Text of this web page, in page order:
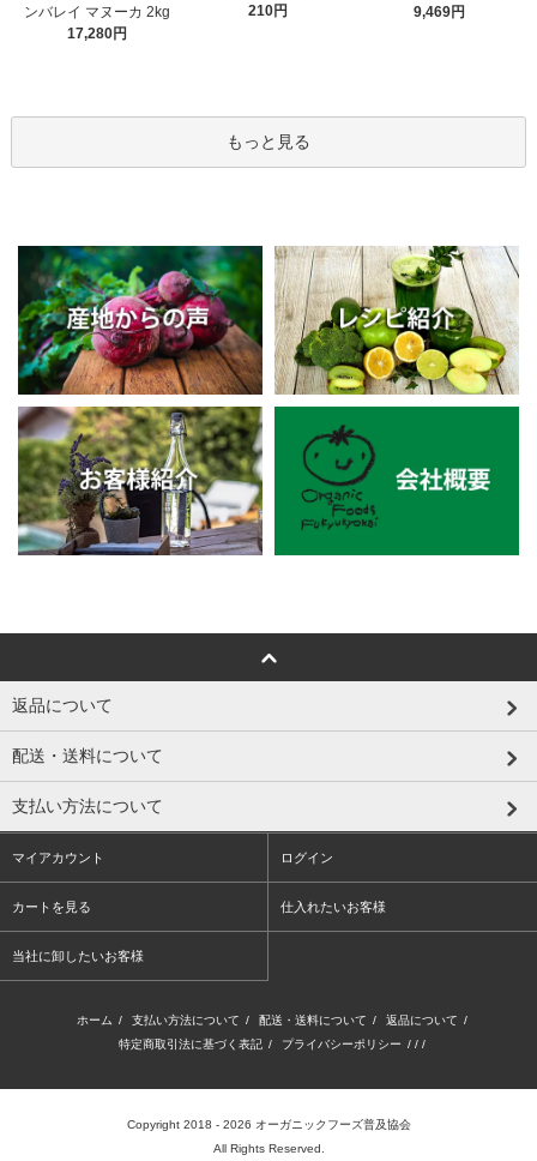
ンバレイ マヌーカ 2kg
17,280円
210円
9,469円
もっと見る
返品について
配送・送料について
支払い方法について
マイアカウント ログイン
カートを見る 仕入れたいお客様
当社に卸したいお客様
ホーム / 支払い方法について / 配送・送料について / 返品について /
特定商取引法に基づく表記 / プライバシーポリシー / / /
Copyright 2018 - 2026 オーガニックフーズ普及協会
All Rights Reserved.